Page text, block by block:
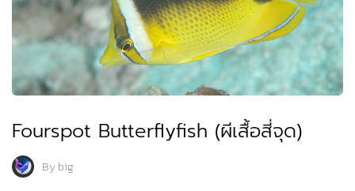
Fourspot Butterflyfish (ผีเสื้อสี่จุด)
Bybig